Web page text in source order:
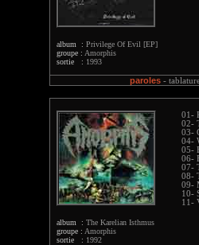
album : Privilege Of Evil [EP]
groupe : Amorphis
sortie : 1993
paroles-
album : The Karelian Isthmus
groupe : Amorphis
sortie : 1992
01-
02-
03-
04-
05-
06-
07-
08-
09-
10-
11-